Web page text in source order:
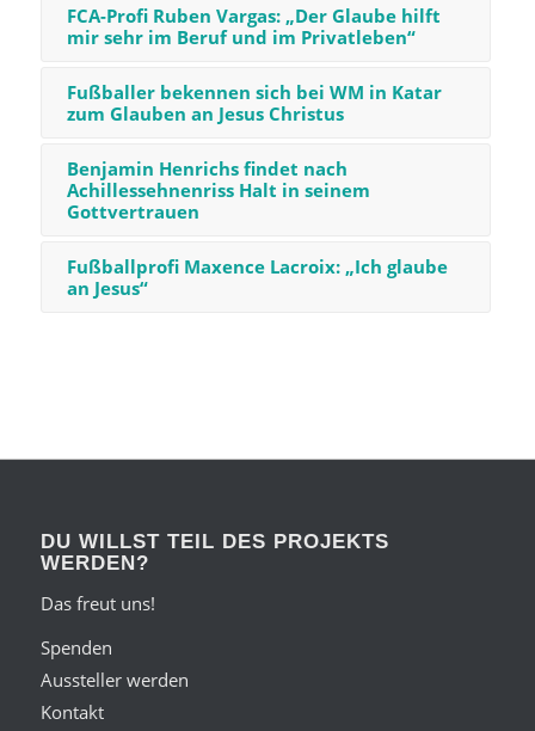
FCA-Profi Ruben Vargas: „Der Glaube hilft
mir sehr im Beruf und im Privatleben“
Fußballer bekennen sich bei WM in Katar
zum Glauben an Jesus Christus
Benjamin Henrichs findet nach
Achillessehnenriss Halt in seinem
Gottvertrauen
Fußballprofi Maxence Lacroix: „Ich glaube
an Jesus“
DU WILLST TEIL DES PROJEKTS
WERDEN?
Das freut uns!
Spenden
Aussteller werden
Kontakt